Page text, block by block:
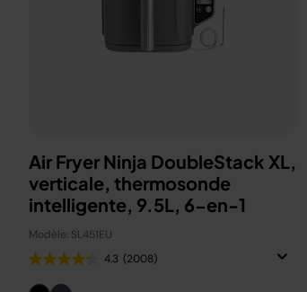
Air Fryer Ninja DoubleStack XL,
verticale, thermosonde
intelligente, 9.5L, 6-en-1
Modèle: SL451EU
4.3 (2008)